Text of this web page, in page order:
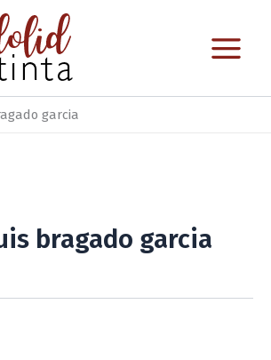
garcia
bragado garcia